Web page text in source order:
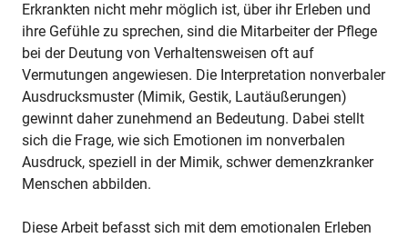
Erkrankten nicht mehr möglich ist, über ihr Erleben und
ihre Gefühle zu sprechen, sind die Mitarbeiter der Pflege
bei der Deutung von Verhaltensweisen oft auf
Vermutungen angewiesen. Die Interpretation nonverbaler
Ausdrucksmuster (Mimik, Gestik, Lautäußerungen)
gewinnt daher zunehmend an Bedeutung. Dabei stellt
sich die Frage, wie sich Emotionen im nonverbalen
Ausdruck, speziell in der Mimik, schwer demenzkranker
Menschen abbilden.
Diese Arbeit befasst sich mit dem emotionalen Erleben